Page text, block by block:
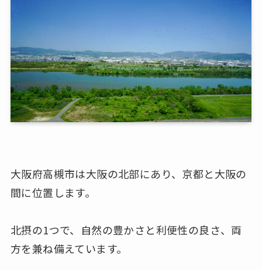
大阪府高槻市は大阪の北部にあり、京都と大阪の
間に位置します。
北摂の1つで、自然の豊かさと利便性の良さ、両
方を兼ね備えています。